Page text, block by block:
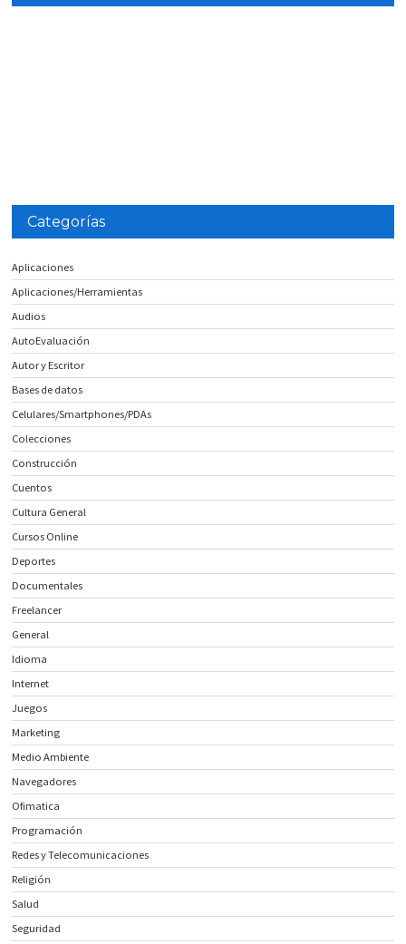
Categorías
Aplicaciones
Aplicaciones/Herramientas
Audios
AutoEvaluación
Autor y Escritor
Bases de datos
Celulares/Smartphones/PDAs
Colecciones
Construcción
Cuentos
Cultura General
Cursos Online
Deportes
Documentales
Freelancer
General
Idioma
Internet
Juegos
Marketing
Medio Ambiente
Navegadores
Ofimatica
Programación
Redes y Telecomunicaciones
Religión
Salud
Seguridad